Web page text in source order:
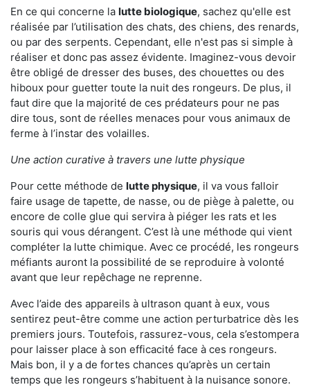
En ce qui concerne la lutte biologique, sachez qu'elle est
réalisée par l’utilisation des chats, des chiens, des renards,
ou par des serpents. Cependant, elle n'est pas si simple à
réaliser et donc pas assez évidente. Imaginez-vous devoir
être obligé de dresser des buses, des chouettes ou des
hiboux pour guetter toute la nuit des rongeurs. De plus, il
faut dire que la majorité de ces prédateurs pour ne pas
dire tous, sont de réelles menaces pour vous animaux de
ferme à l’instar des volailles.
Une action curative à travers une lutte physique
Pour cette méthode de lutte physique, il va vous falloir
faire usage de tapette, de nasse, ou de piège à palette, ou
encore de colle glue qui servira à piéger les rats et les
souris qui vous dérangent. C’est là une méthode qui vient
compléter la lutte chimique. Avec ce procédé, les rongeurs
méfiants auront la possibilité de se reproduire à volonté
avant que leur repêchage ne reprenne.
Avec l’aide des appareils à ultrason quant à eux, vous
sentirez peut-être comme une action perturbatrice dès les
premiers jours. Toutefois, rassurez-vous, cela s’estompera
pour laisser place à son efficacité face à ces rongeurs.
Mais bon, il y a de fortes chances qu’après un certain
temps que les rongeurs s’habituent à la nuisance sonore.